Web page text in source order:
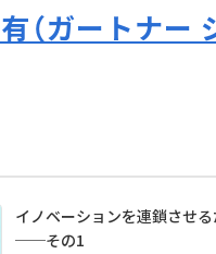
（ガートナー
イノベーションを連鎖させ
──その1